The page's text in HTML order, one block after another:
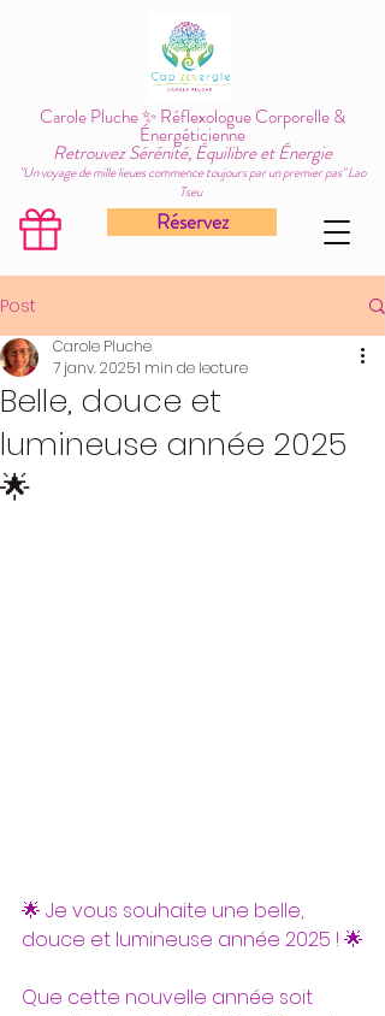
Carole Pluche ✨ Réflexologue Corporelle &
Énergéticienne
Retrouvez Sérénité, Équilibre et Énergie
"Un voyage de mille lieues commence toujours par un premier pas" Lao
Tseu
Réservez
Post
Belle, douce et
lumineuse année 2025
🌟
Carole Pluche
7 janv. 20251 min de lecture
🌟 Je vous souhaite une belle,
douce et lumineuse année 2025 ! 🌟
Que cette nouvelle année soit